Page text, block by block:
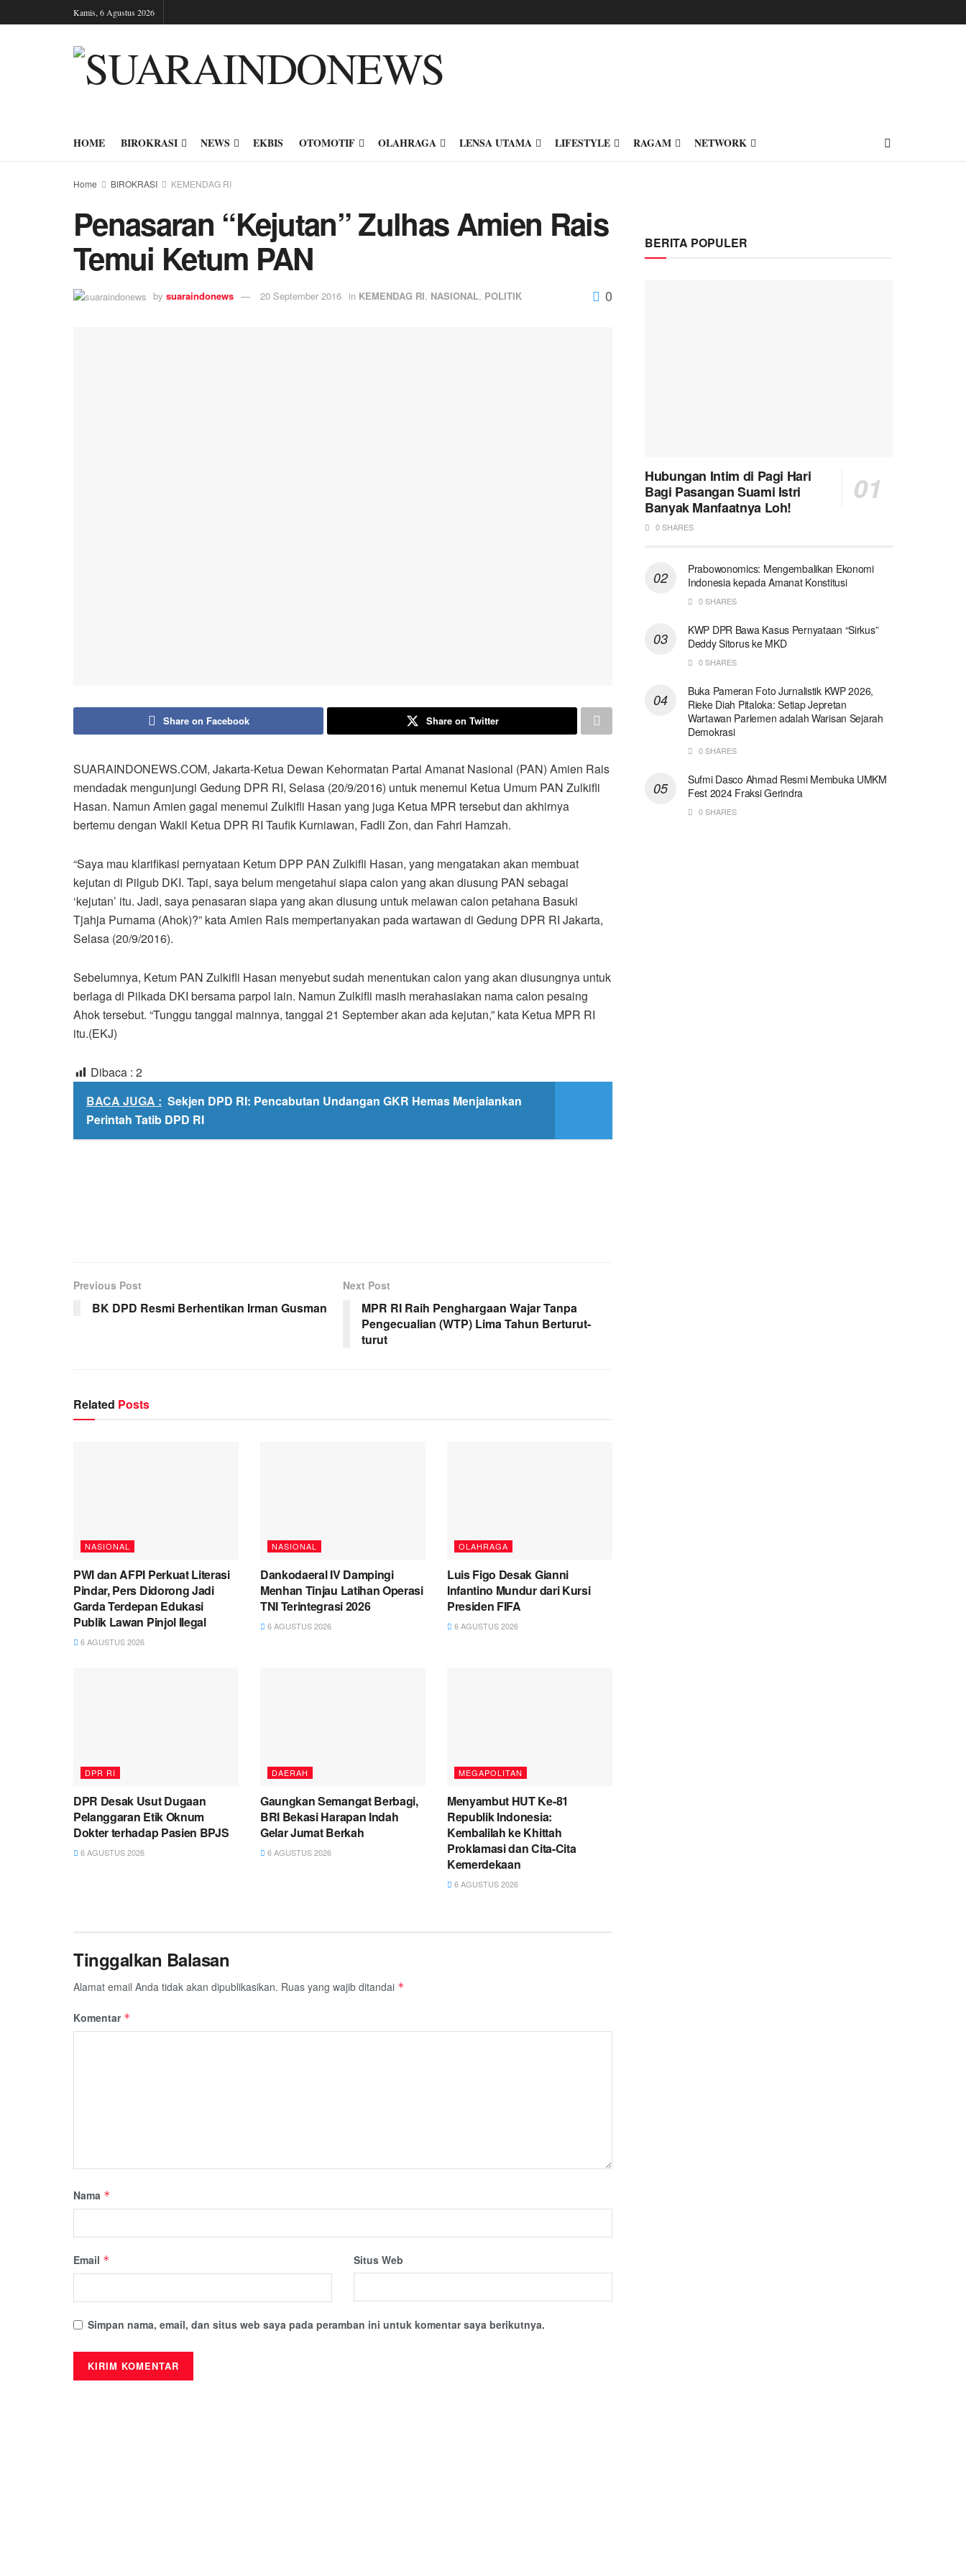
Kamis, 6 Agustus 2026
HOME BIROKRASI NEWS EKBIS OTOMOTIF OLAHRAGA LENSA UTAMA LIFESTYLE RAGAM NETWORK
Home BIROKRASI KEMENDAG RI
Penasaran “Kejutan” Zulhas Amien Rais
Temui Ketum PAN
by suaraindonews 20 September 2016 in KEMENDAG RI, NASIONAL, POLITIK 0
Share on Facebook Share on Twitter
SUARAINDONEWS.COM, Jakarta-Ketua Dewan Kehormatan Partai Amanat Nasional (PAN) Amien Rais
mendadak mengunjungi Gedung DPR RI, Selasa (20/9/2016) untuk menemui Ketua Umum PAN Zulkifli
Hasan. Namun Amien gagal menemui Zulkifli Hasan yang juga Ketua MPR tersebut dan akhirnya
bertemu dengan Wakil Ketua DPR RI Taufik Kurniawan, Fadli Zon, dan Fahri Hamzah.
“Saya mau klarifikasi pernyataan Ketum DPP PAN Zulkifli Hasan, yang mengatakan akan membuat
kejutan di Pilgub DKI. Tapi, saya belum mengetahui siapa calon yang akan diusung PAN sebagai
‘kejutan’ itu. Jadi, saya penasaran siapa yang akan diusung untuk melawan calon petahana Basuki
Tjahja Purnama (Ahok)?” kata Amien Rais mempertanyakan pada wartawan di Gedung DPR RI Jakarta,
Selasa (20/9/2016).
Sebelumnya, Ketum PAN Zulkifli Hasan menyebut sudah menentukan calon yang akan diusungnya untuk
berlaga di Pilkada DKI bersama parpol lain. Namun Zulkifli masih merahasiakan nama calon pesaing
Ahok tersebut. “Tunggu tanggal mainnya, tanggal 21 September akan ada kejutan,” kata Ketua MPR RI
itu.(EKJ)
Dibaca : 2
BACA JUGA : Sekjen DPD RI: Pencabutan Undangan GKR Hemas Menjalankan
Perintah Tatib DPD RI
Previous Post
BK DPD Resmi Berhentikan Irman Gusman
Next Post
MPR RI Raih Penghargaan Wajar Tanpa
Pengecualian (WTP) Lima Tahun Berturut-
turut
Related Posts
NASIONAL
PWI dan AFPI Perkuat Literasi
Pindar, Pers Didorong Jadi
Garda Terdepan Edukasi
Publik Lawan Pinjol Ilegal
6 AGUSTUS 2026
NASIONAL
Dankodaeral IV Dampingi
Menhan Tinjau Latihan Operasi
TNI Terintegrasi 2026
6 AGUSTUS 2026
OLAHRAGA
Luis Figo Desak Gianni
Infantino Mundur dari Kursi
Presiden FIFA
6 AGUSTUS 2026
DPR RI
DPR Desak Usut Dugaan
Pelanggaran Etik Oknum
Dokter terhadap Pasien BPJS
6 AGUSTUS 2026
DAERAH
Gaungkan Semangat Berbagi,
BRI Bekasi Harapan Indah
Gelar Jumat Berkah
6 AGUSTUS 2026
MEGAPOLITAN
Menyambut HUT Ke-81
Republik Indonesia:
Kembalilah ke Khittah
Proklamasi dan Cita-Cita
Kemerdekaan
6 AGUSTUS 2026
Tinggalkan Balasan
Alamat email Anda tidak akan dipublikasikan. Ruas yang wajib ditandai *
Komentar *
Nama *
Email * Situs Web
Simpan nama, email, dan situs web saya pada peramban ini untuk komentar saya berikutnya.
BERITA POPULER
Hubungan Intim di Pagi Hari
Bagi Pasangan Suami Istri
Banyak Manfaatnya Loh!
0 SHARES
Prabowonomics: Mengembalikan Ekonomi
Indonesia kepada Amanat Konstitusi
0 SHARES
KWP DPR Bawa Kasus Pernyataan “Sirkus”
Deddy Sitorus ke MKD
0 SHARES
Buka Pameran Foto Jurnalistik KWP 2026,
Rieke Diah Pitaloka: Setiap Jepretan
Wartawan Parlemen adalah Warisan Sejarah
Demokrasi
0 SHARES
Sufmi Dasco Ahmad Resmi Membuka UMKM
Fest 2024 Fraksi Gerindra
0 SHARES